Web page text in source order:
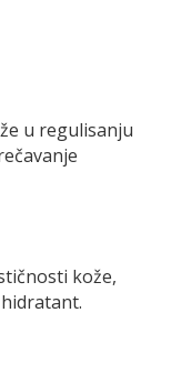
u regulisanju
kože,